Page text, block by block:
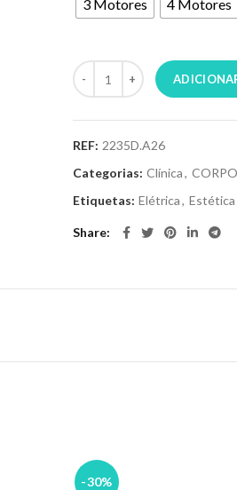
3 Motores 4 Motores
REF: 2235D.A26
Categorias: Clínica, CORPO
Etiquetas: Elétrica, Estética
Share
-30%